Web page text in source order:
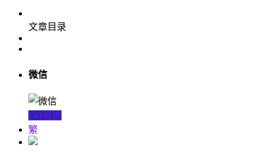
文章目录
微信
QQ咨询
繁